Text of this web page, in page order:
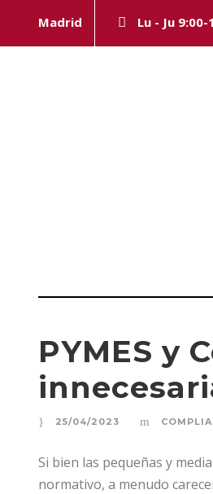
Madrid Lu - Ju
PYMES y
25/04/2023
Si bien las pequeñas y
normativo, a menudo